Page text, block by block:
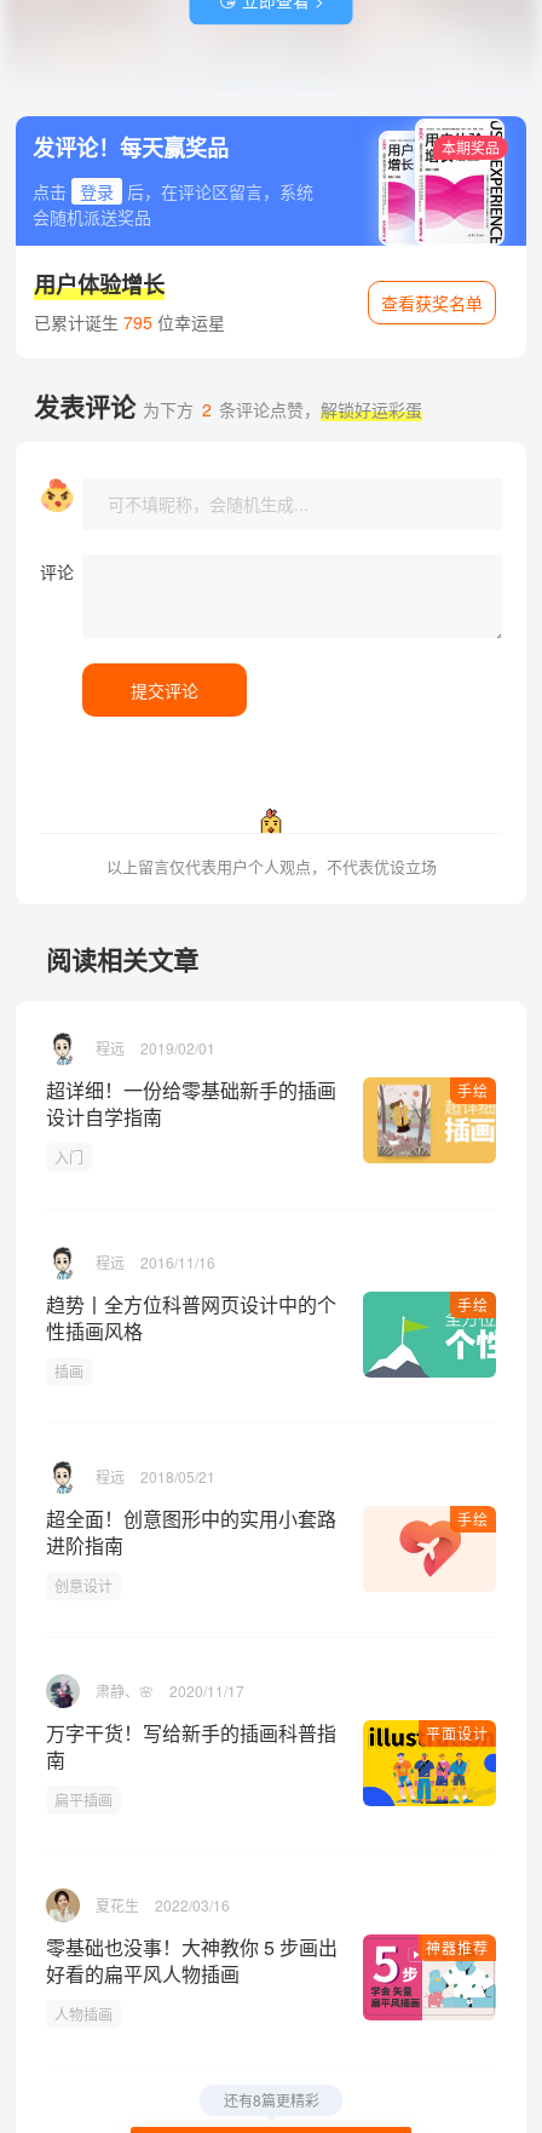
发评论！每天赢奖品
点击 登录
后，在评论区留言，系统
会随机派送奖品
本期奖品
用户体验增长
已累计诞生 795位幸运星
查看获奖名单
发表评论 为下方 2 条评论点赞，解锁好运彩蛋
评论
提交评论
以上留言仅代表用户个人观点，不代表优设立场
阅读相关文章
程远 2019/02/01
手绘
超详细！一份给零基础新手的插画
设计自学指南
入门
程远 2016/11/16
手绘
趋势丨全方位科普网页设计中的个
性插画风格
插画
程远 2018/05/21
手绘
超全面！创意图形中的实用小套路
进阶指南
创意设计
肃静、🌸 2020/11/17
平面设计
万字干货！写给新手的插画科普指
南
扁平插画
夏花生 2022/03/16
神器推荐
零基础也没事！大神教你 5 步画出
好看的扁平风人物插画
人物插画
还有8篇更精彩